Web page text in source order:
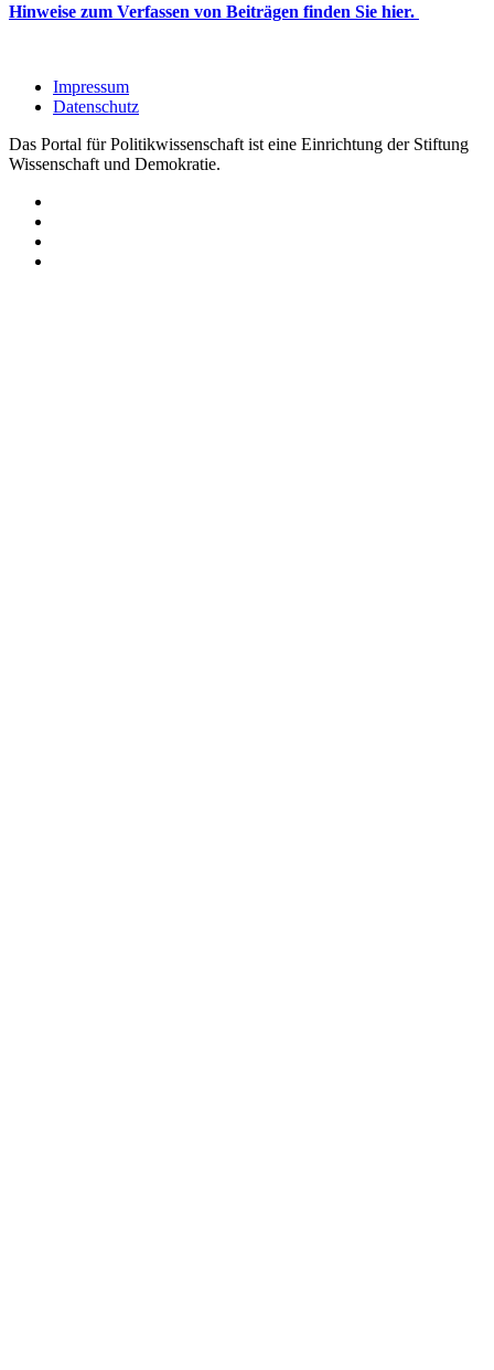
Hinweise zum Verfassen von Beiträgen finden Sie hier.
Impressum
Datenschutz
Das Portal für Politikwissenschaft ist eine Einrichtung der Stiftung
Wissenschaft und Demokratie.